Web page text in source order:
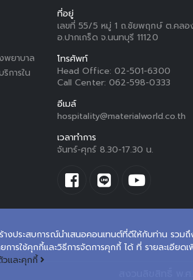
างประสบการณ์นำเสนอคอนเทนต์ที่ดีให้กับท่าน รวม
การใช้คุกกี้และวิธีการจัดการคุกกี้ ได้ ที่ รายละเอียด
วและคุกกี้
พยาบาล
การใน
ที่อยู่
เลขที่ 55/5 หมู่ 1 ถ.ชัยพฤกษ์ ต.คลอ
อ.ปากเกร็ด จ.นนทบุรี 11120
โทรศัพท์
Head Office: 02-501-6300
Call Center: 062-598-0333
อีเมล์
hospitality@materialworld.co.th
เวลาทำการ
จันทร์-ศุกร์ 8.30-17.30 น.